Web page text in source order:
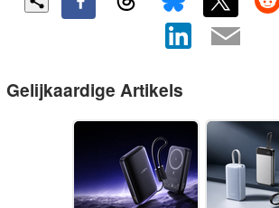
Gelijkaardige Artikels